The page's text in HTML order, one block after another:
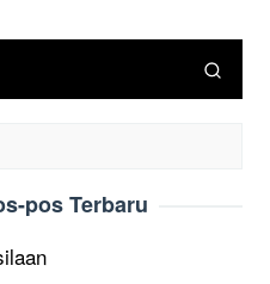
pos Terbaru